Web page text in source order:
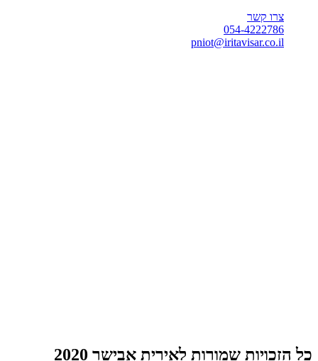
צרו קשר
054-4222786
pniot@iritavisar.co.il
כל הזכויות שמורות לאירית אבישר 2020